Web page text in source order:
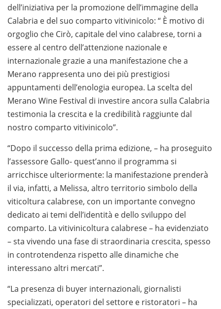
dell’iniziativa per la promozione dell’immagine della
Calabria e del suo comparto vitivinicolo: “ È motivo di
orgoglio che Cirò, capitale del vino calabrese, torni a
essere al centro dell’attenzione nazionale e
internazionale grazie a una manifestazione che a
Merano rappresenta uno dei più prestigiosi
appuntamenti dell’enologia europea. La scelta del
Merano Wine Festival di investire ancora sulla Calabria
testimonia la crescita e la credibilità raggiunte dal
nostro comparto vitivinicolo”.
“Dopo il successo della prima edizione, – ha proseguito
l’assessore Gallo- quest’anno il programma si
arricchisce ulteriormente: la manifestazione prenderà
il via, infatti, a Melissa, altro territorio simbolo della
viticoltura calabrese, con un importante convegno
dedicato ai temi dell’identità e dello sviluppo del
comparto. La vitivinicoltura calabrese – ha evidenziato
– sta vivendo una fase di straordinaria crescita, spesso
in controtendenza rispetto alle dinamiche che
interessano altri mercati”.
“La presenza di buyer internazionali, giornalisti
specializzati, operatori del settore e ristoratori – ha